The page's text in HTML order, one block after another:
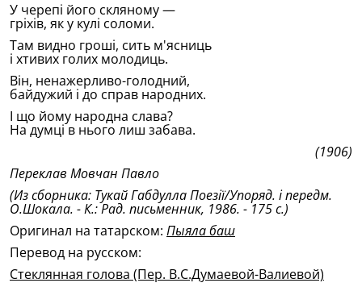
У черепі його скляному —
грiхiв, як у кулi соломи.
Там видно грошi, сить м'ясниць
i хтивих голих молодиць.
Вiн, ненажерливо-голодний,
байдужий i до справ народних.
I що йому народна слава?
На думцi в нього лиш забава.
(1906)
Переклав Мовчан Павло
(Из сборника: Тукай Габдулла Поезiï/Упоряд. i передм.
О.Шокала. - К.: Рад. письменник, 1986. - 175 с.)
Оригинал на татарском: Пыяла баш
Перевод на русском:
Стеклянная голова (Пер. В.С.Думаевой-Валиевой)